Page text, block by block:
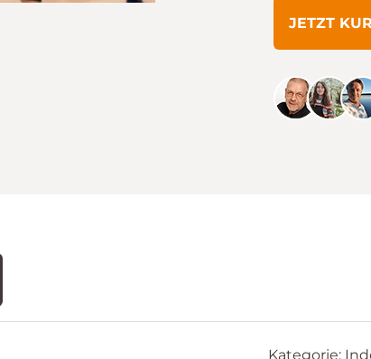
JETZT
Kategorie: